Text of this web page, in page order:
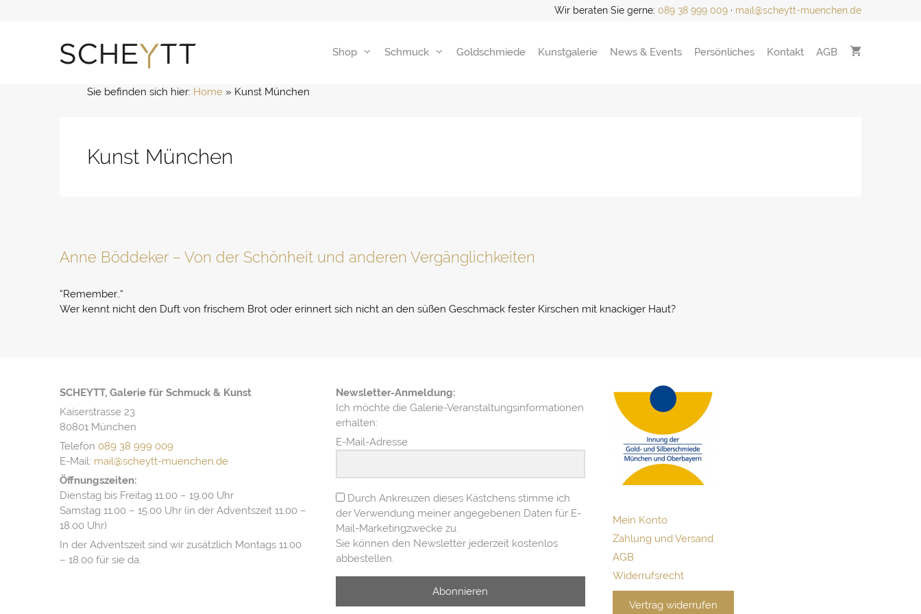
Wir beraten Sie gerne: 089 38 999 009 · mail@scheytt-muenchen.de
Shop Schmuck Goldschmiede Kunstgalerie News & Events Persönliches Kontakt AGB
Sie befinden sich hier: Home » Kunst München
Kunst München
Anne Böddeker – Von der Schönheit und anderen Vergänglichkeiten
“Remember..“
Wer kennt nicht den Duft von frischem Brot oder erinnert sich nicht an den süßen Geschmack fester Kirschen mit knackiger Haut?
SCHEYTT, Galerie für Schmuck & Kunst
Kaiserstrasse 23
80801 München
Telefon 089 38 999 009
E-Mail: mail@scheytt-muenchen.de
Öffnungszeiten:
Dienstag bis Freitag 11.00 – 19.00 Uhr
Samstag 11.00 – 15.00 Uhr (in der Adventszeit 11.00 –
18.00 Uhr)
In der Adventszeit sind wir zusätzlich Montags 11.00
– 18.00 für sie da.
Newsletter-Anmeldung:
Ich möchte die Galerie-Veranstaltungsinformationen
erhalten:
E-Mail-Adresse
Durch Ankreuzen dieses Kästchens stimme ich
der Verwendung meiner angegebenen Daten für E-
Mail-Marketingzwecke zu.
Sie können den Newsletter jederzeit kostenlos
abbestellen.
Abonnieren
Mein Konto
Zahlung und Versand
AGB
Widerrufsrecht
Vertrag widerrufen